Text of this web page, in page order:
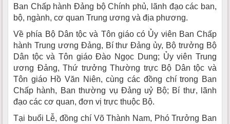
Ban Chấp hành Đảng bộ Chính phủ, lãnh đạo các ban,
bộ, ngành, cơ quan Trung ương và địa phương.
Về phía Bộ Dân tộc và Tôn giáo có Ủy viên Ban Chấp
hành Trung ương Đảng, Bí thư Đảng ủy, Bộ trưởng Bộ
Dân tộc và Tôn giáo Đào Ngọc Dung; Ủy viên Trung
ương Đảng, Thứ trưởng Thường trực Bộ Dân tộc và
Tôn giáo Hồ Văn Niên, cùng các đồng chí trong Ban
Chấp hành, Ban thường vụ Đảng uỷ Bộ; Bí thư, lãnh
đạo các cơ quan, đơn vị trực thuộc Bộ.
Tại buổi Lễ, đồng chí Võ Thành Nam, Phó Trưởng Ban